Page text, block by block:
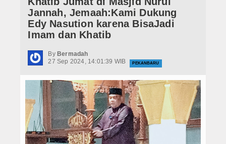
Internasional
Iptek
Berita Foto
Budaya & Pariwisata
Jannah, Jemaah:Kami Dukung
Edy Nasution karena BisaJadi
Imam dan Khatib
By Bermadah
27 Sep 2024, 14:01:39 WIB
PEKANBARU